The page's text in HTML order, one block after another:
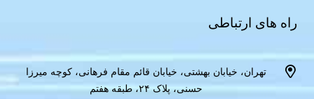
راه های ارتباطی
تهران، خیابان بهشتی، خیابان قائم مقام فرهانی، کوچه میرزا
حسنی، پلاک ۲۴، طبقه هفتم